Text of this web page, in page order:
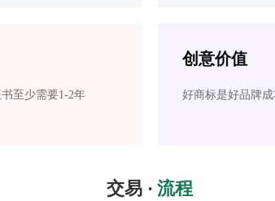
至少需要1-2年
创意价值
好商标是好品牌
交易 · 流程